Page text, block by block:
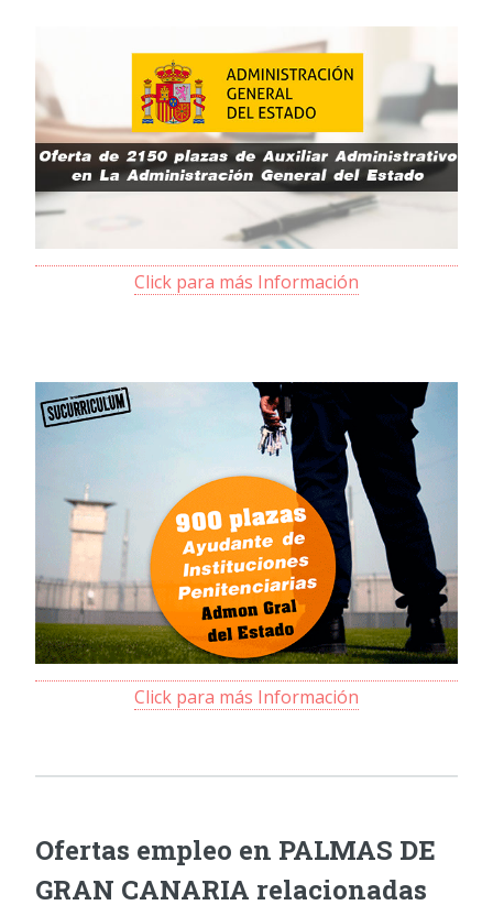
Click para más Información
Click para más Información
Ofertas empleo en PALMAS DE
GRAN CANARIA relacionadas